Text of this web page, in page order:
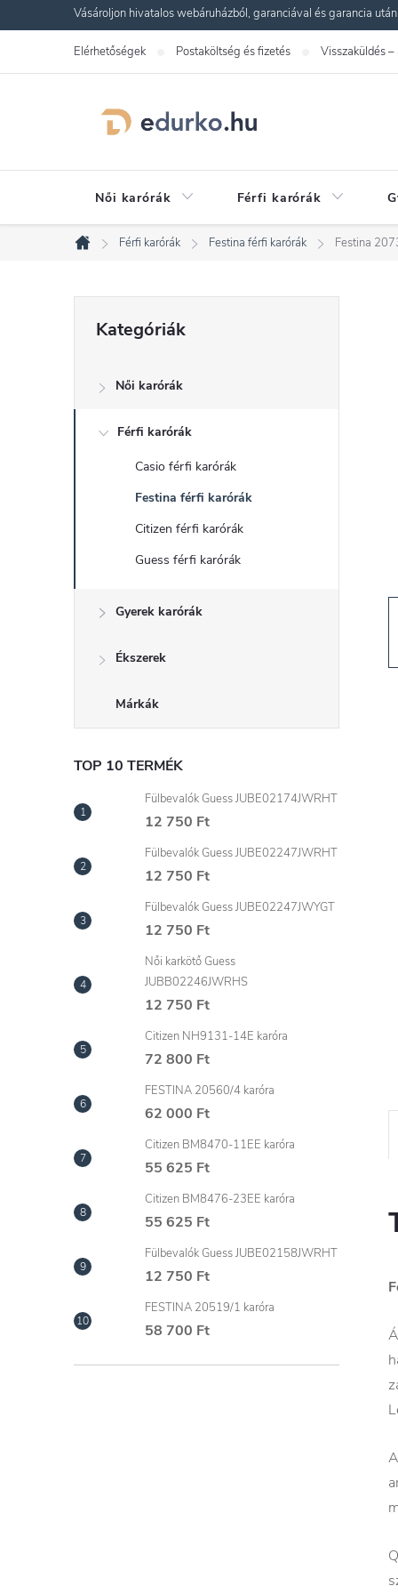
a
Vásároljon hivatalos webáruházból, garanciával és garancia
Elérhetőségek Postaköltség és fizetés Visszaküldés –
Női karórák Férfi karórák
Kezdőlap
Férfi karórák Festina férfi karórák Festina
O
d
ó
n
e
l
átugrása
Kategóriák
Női karórák
Férfi karórák
Casio férfi karórák
Festina férfi karórák
Citizen férfi karórák
Guess férfi karórák
Gyerek karórák
Ékszerek
Márkák
TOP 10 TERMÉK
Fülbevalók Guess JUBE02174JWRHT
12 750 Ft
Fülbevalók Guess JUBE02247JWRHT
12 750 Ft
Fülbevalók Guess JUBE02247JWYGT
12 750 Ft
Női karkötő Guess
JUBB02246JWRHS
12 750 Ft
Citizen NH9131-14E karóra
72 800 Ft
FESTINA 20560/4 karóra
62 000 Ft
Citizen BM8470-11EE karóra
55 625 Ft
Citizen BM8476-23EE karóra
55 625 Ft
Fülbevalók Guess JUBE02158JWRHT
12 750 Ft
FESTINA 20519/1 karóra
58 700 Ft